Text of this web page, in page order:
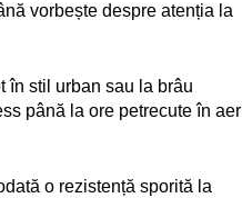
vorbește despre atenția la
în stil urban sau la brâu
până la ore petrecute în aer
o rezistență sporită la